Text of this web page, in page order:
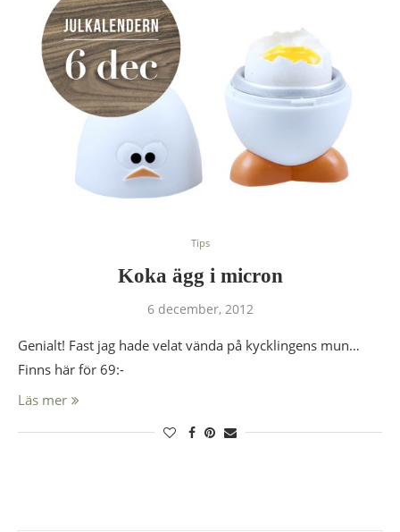
Tips
Koka ägg i micron
6 december, 2012
Genialt! Fast jag hade velat vända på kycklingens mun…
Finns här för 69:-
Läs mer